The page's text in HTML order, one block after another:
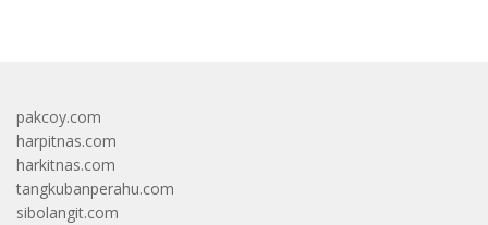
pakcoy.com
harpitnas.com
harkitnas.com
tangkubanperahu.com
sibolangit.com